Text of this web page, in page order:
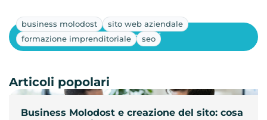
business molodost
sito web aziendale
formazione imprenditoriale
seo
Business Molodost e creazione del sito: cosa
Mostra altri
Articoli popolari